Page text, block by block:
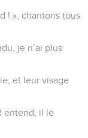
! », chantons tous
je n’ai plus
et leur visage
entend, il le